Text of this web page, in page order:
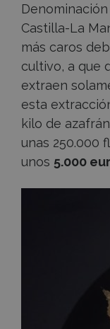
Castilla-La
más caros
cultivo, a que
extraen
esta
kilo de
unas 250.000
unos 5.000